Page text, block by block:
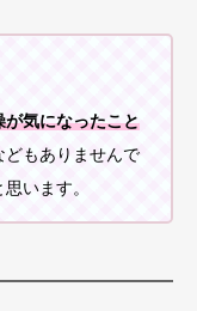
が気になったこと
どもありませんで
います。